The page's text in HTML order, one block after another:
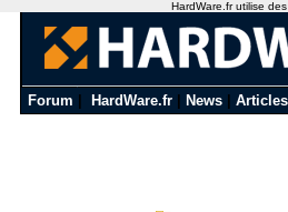
Forum HardWare.fr News Articles
HardWare.fr utilise